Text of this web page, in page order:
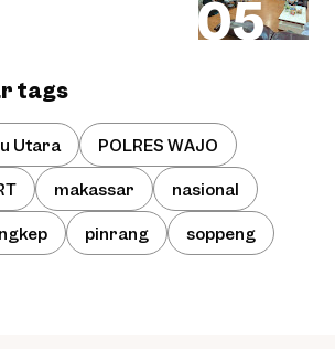
tags
Utara POLRES WAJO
makassar nasional
pinrang soppeng